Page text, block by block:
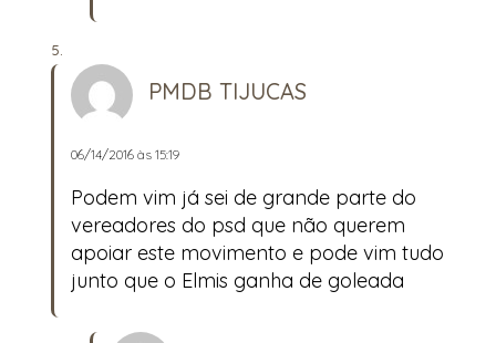
PMDB TIJUCAS
06/14/2016 às 15:19
Podem vim já sei de grande parte do
vereadores do psd que não querem
apoiar este movimento e pode vim tudo
junto que o Elmis ganha de goleada